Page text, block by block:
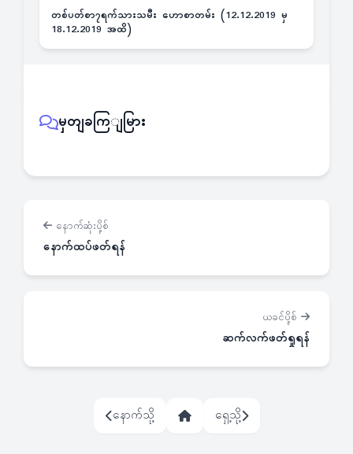
တစ်ပတ်စာ၇ရက်သားသမီး ဟောစာတမ်း (12.12.2019 မှ
18.12.2019 အထိ)
မှတျခကြျမြား
နောက်ဆုံးပို့စ်
နောက်ထပ်ဖတ်ရန်
ယခင်ပို့စ်
ဆက်လက်ဖတ်ရှုရန်
နောက်သို့ ရှေ့သို့